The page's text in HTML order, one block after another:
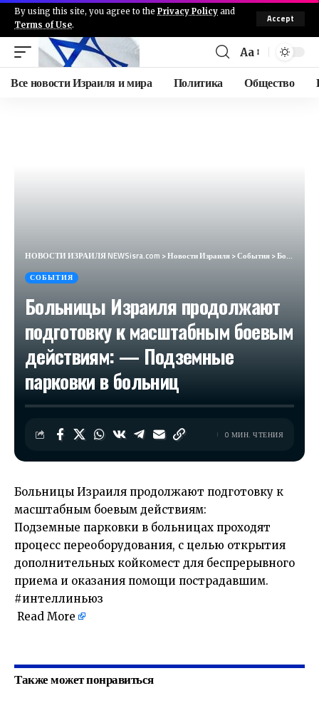
By using this site, you agree to the Privacy Policy and
Terms of Use.
Accept
Aa
Все новости Израиля и мира Политика Общество
НОВОСТИ ИЗРАИЛЯ NEWSisra.com >Новости Израиля>События>Больницы Израиля продолжают подготовку к масштабным боевым действиям: — Подземные парковки в больниц
СОБЫТИЯ
Больницы Израиля продолжают
подготовку к масштабным боевым
действиям: — Подземные
парковки в больниц
0 МИН. ЧТЕНИЯ
Больницы Израиля продолжают подготовку к
масштабным боевым действиям:
Подземные парковки в больницах проходят
процесс переоборудования, с целью открытия
дополнительных койкомест для беспрерывного
приема и оказания помощи пострадавшим.
#интеллиньюз
Read More
Также может понравиться